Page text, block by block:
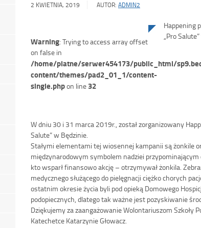
2 KWIETNIA, 2019 AUTOR: ADMIN2
Warning: Trying to access array offset
on false in
/home/platne/serwer454173/public_html/
content/themes/pad2_01_1/content-
single.phpon line 32
Happening
„Pro
W dniu 30 i 31 marca 2019r., został zorganizowany
Salute” w Będzinie.
Stałymi elementami tej wiosennej kampanii są żonkile
międzynarodowym symbolem nadziei
kto wsparł finansowo akcję – otrzymywał żonkila.
medycznego służącego do pielęgnacji ciężko chorych
ostatnim okresie życia byli pod opieką Domowego
podopiecznych, dlatego tak ważne jest pozyskiwanie
Dziękujemy za zaangażowanie Wolontariuszom Szkoły
Katechetce Katarzynie Głowacz.